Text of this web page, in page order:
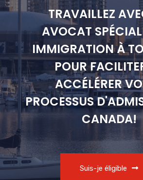
TRAVAILLEZ
AVOCAT
IMMIGRATION À
POUR
ACCÉLÉRER
PROCESSUS
CANADA!
Suis-je éligible